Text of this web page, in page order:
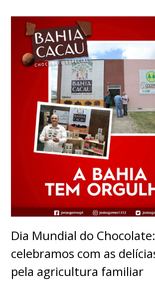
Dia Mundial do
celebramos com as
pela agricultura familiar